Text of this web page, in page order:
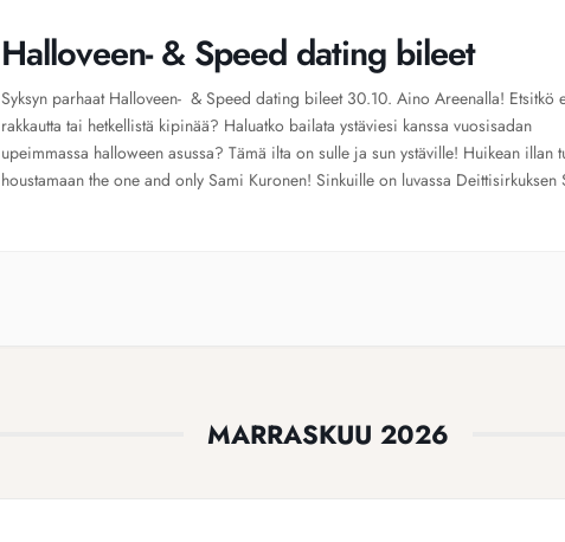
Halloveen- & Speed dating bileet
Syksyn parhaat Halloveen- & Speed dating bileet 30.10. Aino Areenalla! Etsitkö
rakkautta tai hetkellistä kipinää? Haluatko bailata ystäviesi kanssa vuosisadan
upeimmassa halloween asussa? Tämä ilta on sulle ja sun ystäville! Huikean illan
houstamaan the one and only Sami Kuronen! Sinkuille on luvassa Deittisirkuksen
MARRASKUU 2026